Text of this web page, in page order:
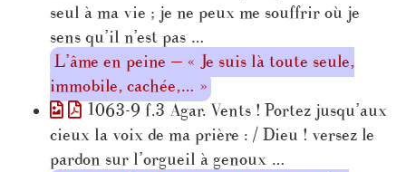
seul à ma vie ; je ne peux me souffrir où je
sens qu’il n’est pas …
L’âme en peine — « Je suis là toute seule,
immobile, cachée,… »
1063-9 f.3 Agar. Vents ! Portez jusqu’aux
cieux la voix de ma prière : / Dieu ! versez le
pardon sur l’orgueil à genoux …